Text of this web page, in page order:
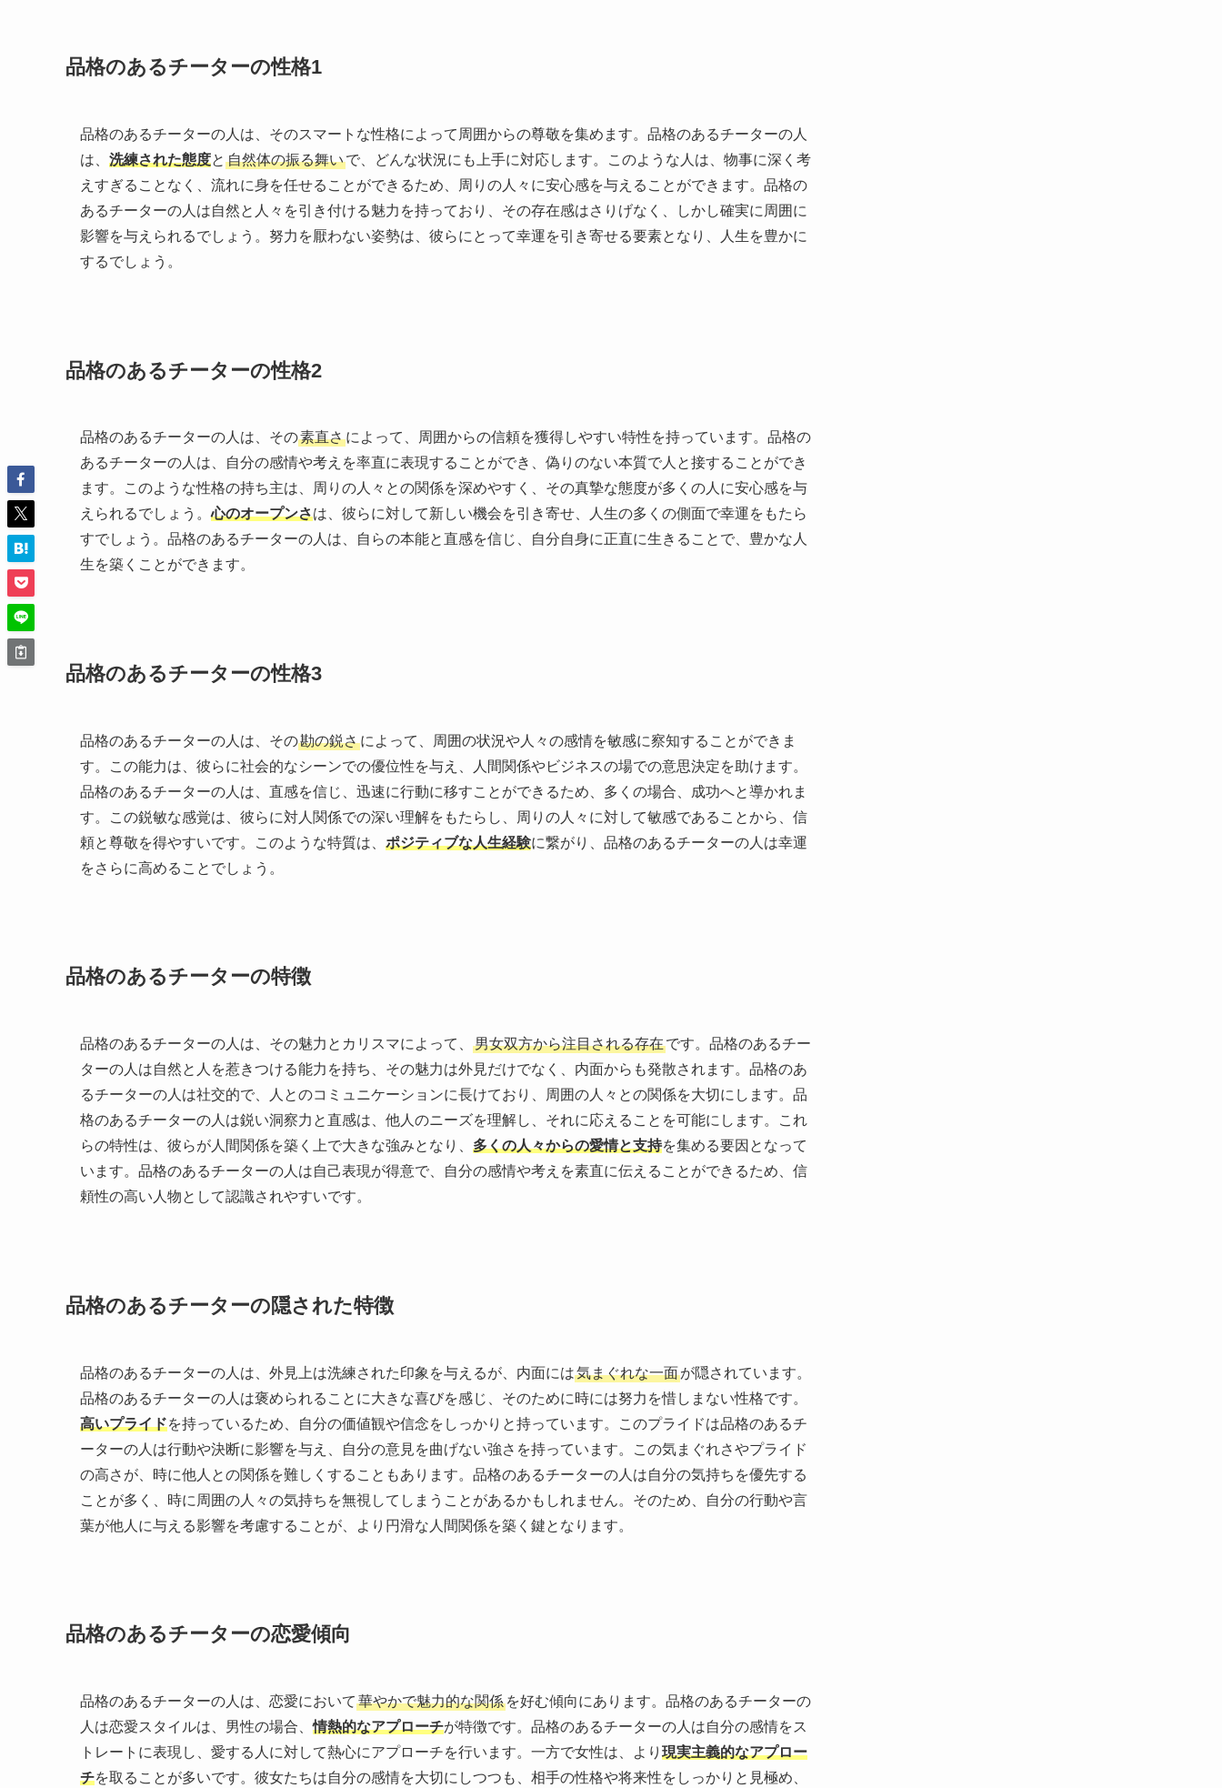
品格のあるチーターの性格1
品格のあるチーターの人は、そのスマートな性格によって周囲からの尊敬を集めます。品格のあるチーターの人
は、 洗練された態度と 自然体の振る舞いで、どんな状況にも上手に対応します。このような人は、物事に深く考
えすぎることなく、流れに身を任せることができるため、周りの人々に安心感を与えることができます。品格の
あるチーターの人は自然と人々を引き付ける魅力を持っており、その存在感はさりげなく、しかし確実に周囲に
影響を与えられるでしょう。努力を厭わない姿勢は、彼らにとって幸運を引き寄せる要素となり、人生を豊かに
するでしょう。
品格のあるチーターの性格2
品格のあるチーターの人は、その素直さによって、周囲からの信頼を獲得しやすい特性を持っています。品格の
あるチーターの人は、自分の感情や考えを率直に表現することができ、偽りのない本質で人と接することができ
ます。このような性格の持ち主は、周りの人々との関係を深めやすく、その真摯な態度が多くの人に安心感を与
えられるでしょう。心のオープンさは、彼らに対して新しい機会を引き寄せ、人生の多くの側面で幸運をもたら
すでしょう。品格のあるチーターの人は、自らの本能と直感を信じ、自分自身に正直に生きることで、豊かな人
生を築くことができます。
品格のあるチーターの性格3
品格のあるチーターの人は、その勘の鋭さによって、周囲の状況や人々の感情を敏感に察知することができま
す。この能力は、彼らに社会的なシーンでの優位性を与え、人間関係やビジネスの場での意思決定を助けます。
品格のあるチーターの人は、直感を信じ、迅速に行動に移すことができるため、多くの場合、成功へと導かれま
す。この鋭敏な感覚は、彼らに対人関係での深い理解をもたらし、周りの人々に対して敏感であることから、信
頼と尊敬を得やすいです。このような特質は、 ポジティブな人生経験に繋がり、品格のあるチーターの人は幸運
をさらに高めることでしょう。
品格のあるチーターの特徴
品格のあるチーターの人は、その魅力とカリスマによって、 男女双方から注目される存在です。品格のあるチー
ターの人は自然と人を惹きつける能力を持ち、その魅力は外見だけでなく、内面からも発散されます。品格のあ
るチーターの人は社交的で、人とのコミュニケーションに長けており、周囲の人々との関係を大切にします。品
格のあるチーターの人は鋭い洞察力と直感は、他人のニーズを理解し、それに応えることを可能にします。これ
らの特性は、彼らが人間関係を築く上で大きな強みとなり、 多くの人々からの愛情と支持を集める要因となって
います。品格のあるチーターの人は自己表現が得意で、自分の感情や考えを素直に伝えることができるため、信
頼性の高い人物として認識されやすいです。
品格のあるチーターの隠された特徴
品格のあるチーターの人は、外見上は洗練された印象を与えるが、内面には気まぐれな一面が隠されています。
品格のあるチーターの人は褒められることに大きな喜びを感じ、そのために時には努力を惜しまない性格です。
高いプライドを持っているため、自分の価値観や信念をしっかりと持っています。このプライドは品格のあるチ
ーターの人は行動や決断に影響を与え、自分の意見を曲げない強さを持っています。この気まぐれさやプライド
の高さが、時に他人との関係を難しくすることもあります。品格のあるチーターの人は自分の気持ちを優先する
ことが多く、時に周囲の人々の気持ちを無視してしまうことがあるかもしれません。そのため、自分の行動や言
葉が他人に与える影響を考慮することが、より円滑な人間関係を築く鍵となります。
品格のあるチーターの恋愛傾向
品格のあるチーターの人は、恋愛において 華やかで魅力的な関係 を好む傾向にあります。品格のあるチーターの
人は恋愛スタイルは、男性の場合、情熱的なアプローチが特徴です。品格のあるチーターの人は自分の感情をス
トレートに表現し、愛する人に対して熱心にアプローチを行います。一方で女性は、より 現実主義的なアプロー
チを取ることが多いです。彼女たちは自分の感情を大切にしつつも、相手の性格や将来性をしっかりと見極め、